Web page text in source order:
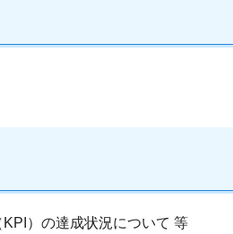
）の達成状況について 等